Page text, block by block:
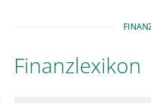
Finanzlexikon